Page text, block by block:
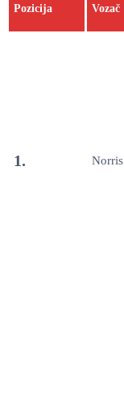
Pozicija Vozač
1. Norris